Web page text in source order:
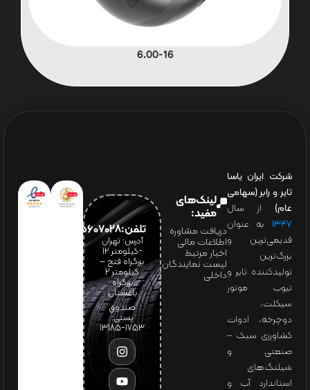
6.00-16
شرکت ایران یاسا
تایر و رابر (سهامی
عام) از سال
۱۳۴۷ به عنوان
قدیمی‌ترین و
بزرگ‌ترین
تولیدکننده تایر و
تیوب موتور
سیکلت،
دوچرخه، ادوات
کشاورزی سبک –
صنعتی و
شیلنگ‌های
استاندارد آب و
لینک‌های
مفید:
دریافت مشاوره
اطلاعات مالی
اخبار مرتبط
لیست نمایندگان
داخلی
تلفن:65607028(021)
آدرس: تهران
-کیلومتر 12
بزرگراه فتح –
کیلومتر ۲
بزرگراه
باغستان
صندوق
پستی:
1753-13185